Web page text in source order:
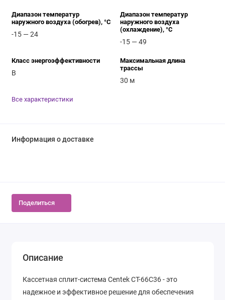
Диапазон температур
наружного воздуха (обогрев), °C
-15 — 24
Диапазон температур
наружного воздуха
(охлаждение), °C
-15 — 49
Класс энергоэффективности
B
Максимальная длина
трассы
30 м
Все характеристики
Информация о доставке
Поделиться
Описание
Кассетная сплит-система Centek CT-66C36 - это
надежное и эффективное решение для обеспечения